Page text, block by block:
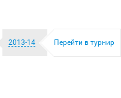
2013-14 Перейти в турнир